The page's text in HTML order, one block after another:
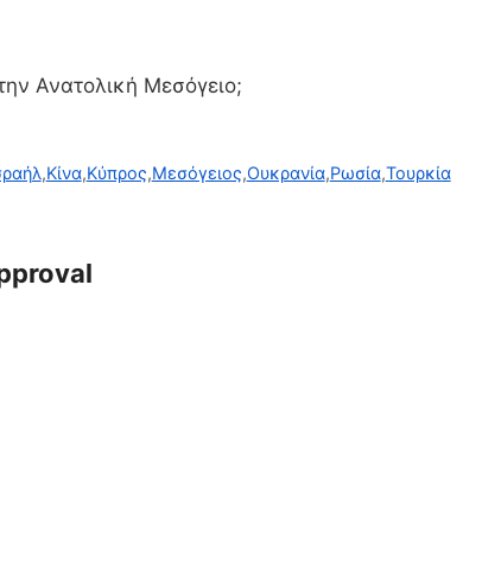
Ανατολική Μεσόγειο;
,Κίνα,Κύπρος,Μεσόγειος,Ουκρανία,Ρωσία,Τουρκία